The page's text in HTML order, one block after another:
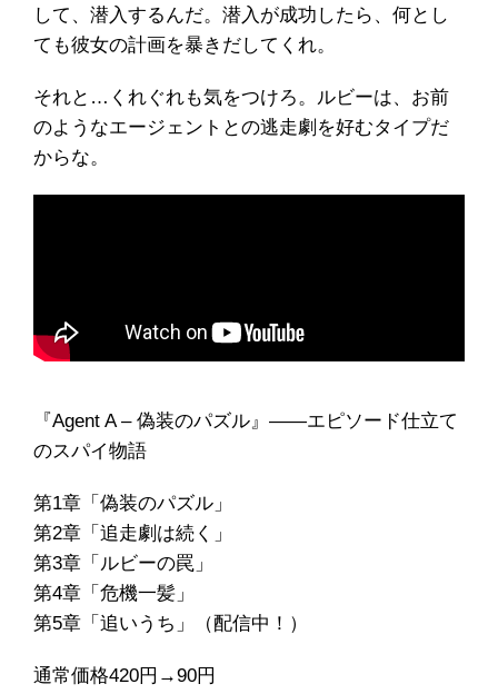
して、潜入するんだ。潜入が成功したら、何とし
ても彼女の計画を暴きだしてくれ。
それと…くれぐれも気をつけろ。ルビーは、お前
のようなエージェントとの逃走劇を好むタイプだ
からな。
『Agent A – 偽装のパズル』――エピソード仕立て
のスパイ物語
第1章「偽装のパズル」
第2章「追走劇は続く」
第3章「ルビーの罠」
第4章「危機一髪」
第5章「追いうち」（配信中！）
通常価格420円→90円